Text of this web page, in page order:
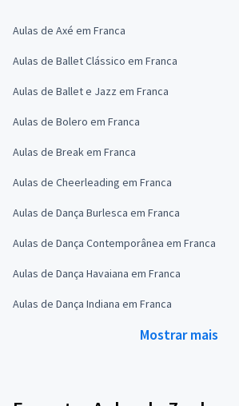
Aulas de Axé em Franca
Aulas de Ballet Clássico em Franca
Aulas de Ballet e Jazz em Franca
Aulas de Bolero em Franca
Aulas de Break em Franca
Aulas de Cheerleading em Franca
Aulas de Dança Burlesca em Franca
Aulas de Dança Contemporânea em Franca
Aulas de Dança Havaiana em Franca
Aulas de Dança Indiana em Franca
Mostrar mais